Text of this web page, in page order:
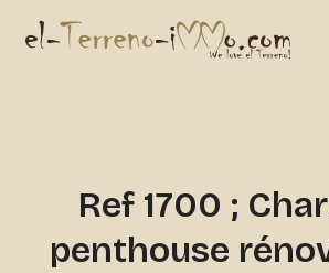
Ref 1700 ;
penthouse